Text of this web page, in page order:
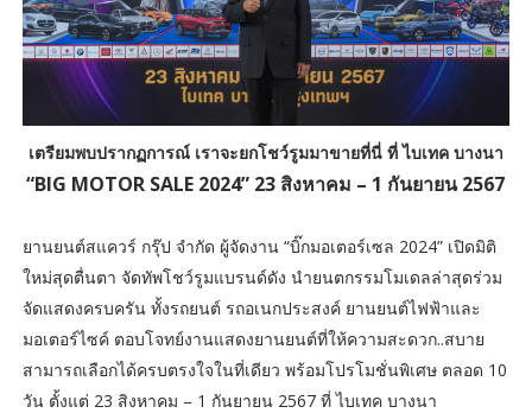
เตรียมพบปรากฏการณ์ เราจะยกโชว์รูมมาขายที่นี่ ที่ ไบเทค บางนา
“BIG MOTOR SALE 2024” 23 สิงหาคม – 1 กันยายน 2567
ยานยนต์สแควร์ กรุ๊ป จำกัด ผู้จัดงาน “บิ๊กมอเตอร์เซล 2024” เปิดมิติ
ใหม่สุดตื่นตา จัดทัพโชว์รูมแบรนด์ดัง นำยนตกรรมโมเดลล่าสุดร่วม
จัดแสดงครบครัน ทั้งรถยนต์ รถอเนกประสงค์ ยานยนต์ไฟฟ้าและ
มอเตอร์ไซค์ ตอบโจทย์งานแสดงยานยนต์ที่ให้ความสะดวก..สบาย
สามารถเลือกได้ครบตรงใจในที่เดียว พร้อมโปรโมชั่นพิเศษ ตลอด 10
วัน ตั้งแต่ 23 สิงหาคม – 1 กันยายน 2567 ที่ ไบเทค บางนา